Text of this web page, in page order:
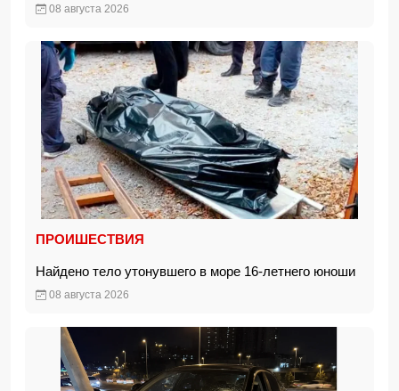
08 августа 2026
ПРОИШЕСТВИЯ
Найдено тело утонувшего в море 16-летнего юноши
08 августа 2026